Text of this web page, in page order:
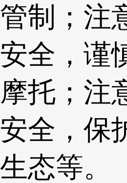
管制；注
安全，谨
摩托；注
安全，保
生态等。